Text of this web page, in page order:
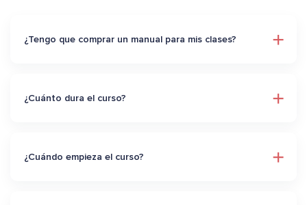
¿Tengo que comprar un manual para mis clases?
¿Cuánto dura el curso?
¿Cuándo empieza el curso?